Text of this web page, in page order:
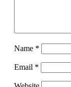
Name *
Email *